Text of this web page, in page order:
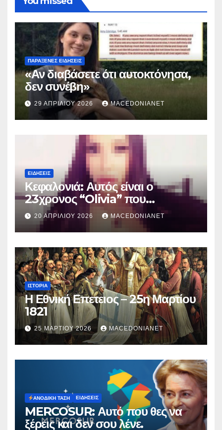
ΠΑΡΆΞΕΝΕΣ ΕΙΔΉΣΕΙΣ
«Αν διαβάσετε ότι αυτοκτόνησα,
δεν συνέβη»
29 ΑΠΡΙΛΊΟΥ 2026 MACEDONIANET
ΕΙΔΉΣΕΙΣ
Κεφαλονιά: Αυτός είναι ο
23χρονος “Olivia” που
κατηγορείται για τον θάνατο της
Μυρτούς
20 ΑΠΡΙΛΊΟΥ 2026 MACEDONIANET
ΙΣΤΟΡΊΑ
Η Εθνική Επετειος – 25η Μαρτίου
1821
25 ΜΑΡΤΊΟΥ 2026 MACEDONIANET
ΑΝΟΔΙΚΉ ΤΆΣΗ ΕΙΔΉΣΕΙΣ
MERCOSUR: Αυτό που θες να
ξέρεις και δεν σου λένε.